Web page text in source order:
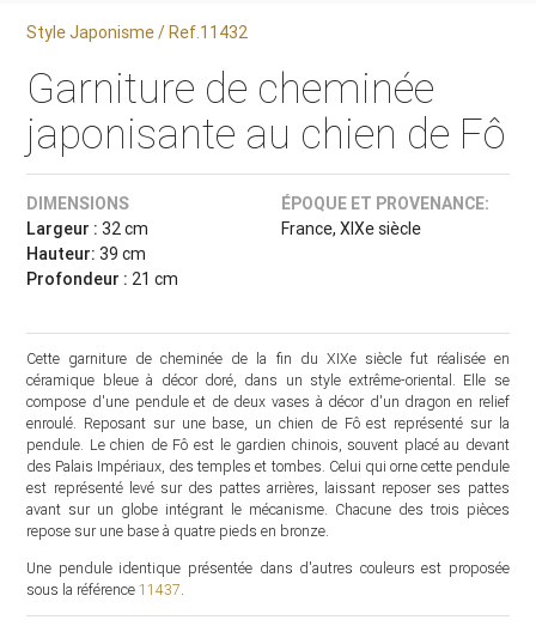
Style Japonisme / Ref.11432
Garniture de cheminée
japonisante au chien de Fô
DIMENSIONS
Largeur : 32 cm
Hauteur: 39 cm
Profondeur : 21 cm
ÉPOQUE ET PROVENANCE:
France, XIXe siècle
Cette garniture de cheminée de la fin du XIXe siècle fut réalisée en
céramique bleue à décor doré, dans un style extrême-oriental. Elle se
compose d'une pendule et de deux vases à décor d'un dragon en relief
enroulé. Reposant sur une base, un chien de Fô est représenté sur la
pendule. Le chien de Fô est le gardien chinois, souvent placé au devant
des Palais Impériaux, des temples et tombes. Celui qui orne cette pendule
est représenté levé sur des pattes arrières, laissant reposer ses pattes
avant sur un globe intégrant le mécanisme. Chacune des trois pièces
repose sur une base à quatre pieds en bronze.
Une pendule identique présentée dans d'autres couleurs est proposée
sous la référence11437